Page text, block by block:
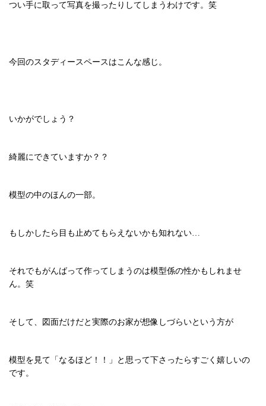
つい手に取って写真を撮ったりしてしまうわけです。笑
今回のスタディースペースはこんな感じ。
いかがでしょう？
綺麗にできていますか？？
模型の中のほんの一部。
もしかしたら目も止めてもらえないかも知れない…
それでもがんばって作ってしまうのは模型係の性かもしれませ
ん。笑
そして、図面だけだと実際のお家が想像しづらいという方が
模型を見て「なるほど！！」と思って下さったらすごく嬉しいの
です。